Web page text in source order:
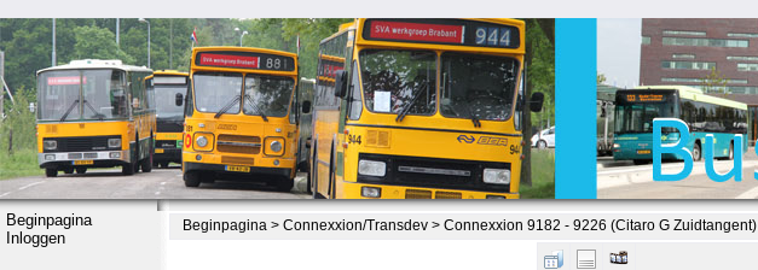
Beginpagina
Inloggen
Beginpagina > Connexxion/Transdev > Connexxion 9182 - 9226 (Citaro G Zuidtangent)